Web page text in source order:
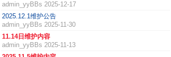
admin_yyBBs 2025-12-17
2025.12.1维护公告
admin_yyBBs 2025-11-30
11.14日维护内容
admin_yyBBs 2025-11-13